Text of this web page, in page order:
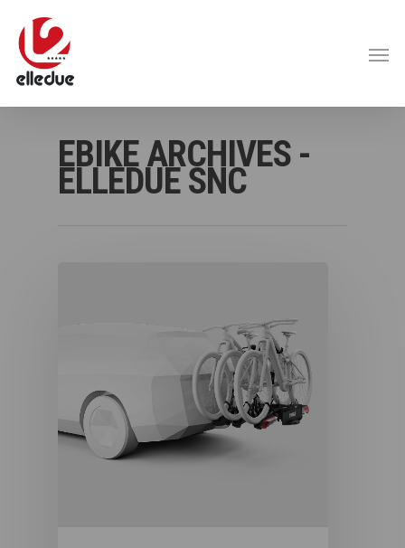
EBIKE ARCHIVES -
ELLEDUE SNC